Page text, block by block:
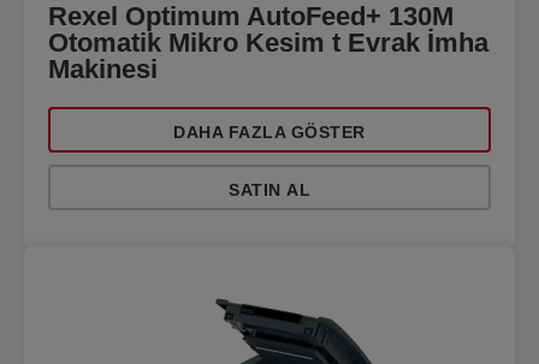
Rexel Optimum AutoFeed+ 130M
Otomatik Mikro Kesim t Evrak İmha
Makinesi
DAHA FAZLA GÖSTER
SATIN AL